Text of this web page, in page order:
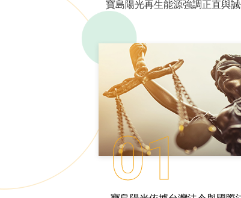
寶島陽光再生能源強調正直與
01